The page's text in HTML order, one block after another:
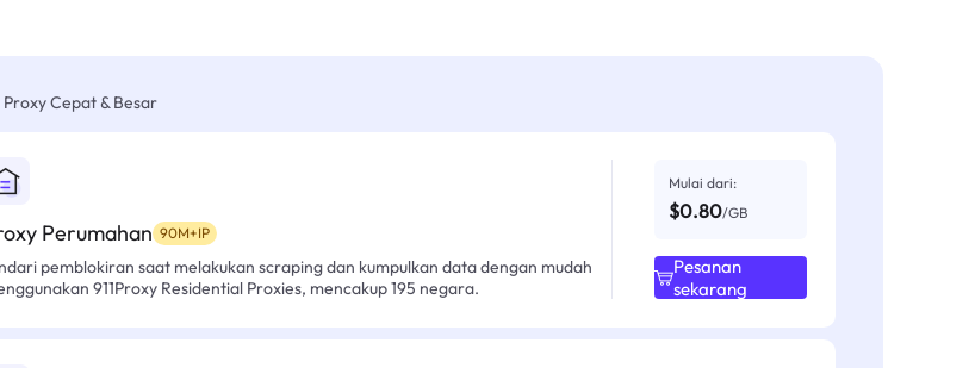
Proxy Cepat & Besar
Perumahan 90M+IP
pemblokiran saat melakukan scraping dan kumpulkan data dengan mudah
911Proxy Residential Proxies, mencakup 195 negara.
Mulai dari:
$0.80/GB
Pesanan
sekarang